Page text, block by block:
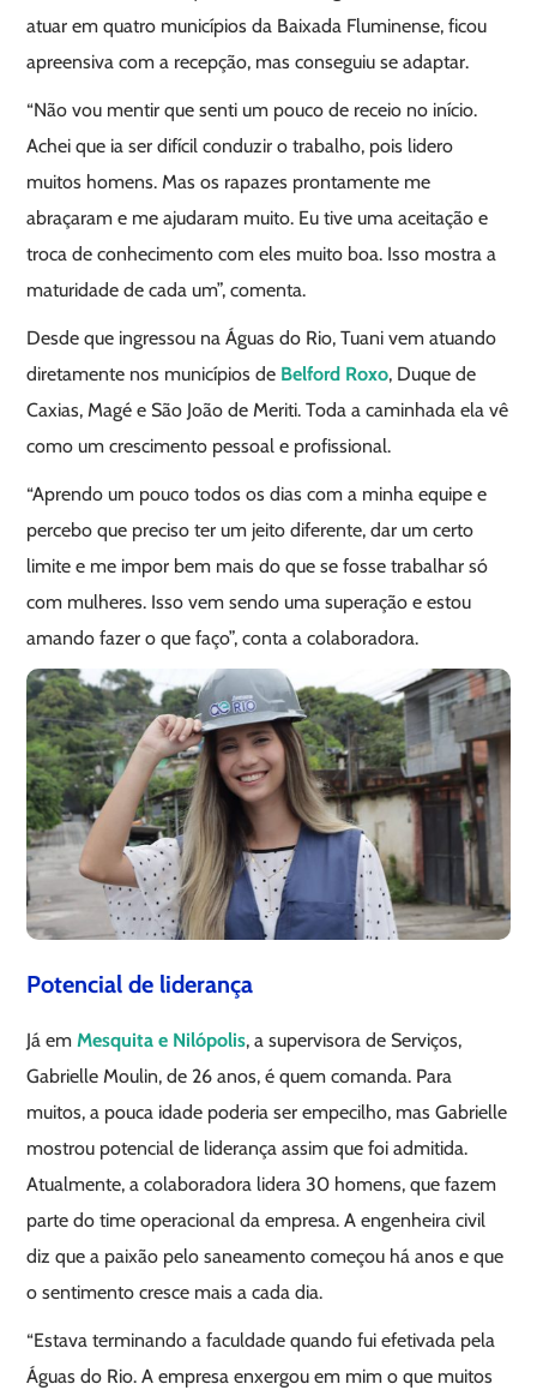
atuar em quatro municípios da Baixada Fluminense, ficou
apreensiva com a recepção, mas conseguiu se adaptar.
“Não vou mentir que senti um pouco de receio no início.
Achei que ia ser difícil conduzir o trabalho, pois lidero
muitos homens. Mas os rapazes prontamente me
abraçaram e me ajudaram muito. Eu tive uma aceitação e
troca de conhecimento com eles muito boa. Isso mostra a
maturidade de cada um”, comenta.
Desde que ingressou na Águas do Rio, Tuani vem atuando
diretamente nos municípios de Belford Roxo, Duque de
Caxias, Magé e São João de Meriti. Toda a caminhada ela vê
como um crescimento pessoal e profissional.
“Aprendo um pouco todos os dias com a minha equipe e
percebo que preciso ter um jeito diferente, dar um certo
limite e me impor bem mais do que se fosse trabalhar só
com mulheres. Isso vem sendo uma superação e estou
amando fazer o que faço”, conta a colaboradora.
Potencial de liderança
Já emMesquita e Nilópolis, a supervisora de Serviços,
Gabrielle Moulin, de 26 anos, é quem comanda. Para
muitos, a pouca idade poderia ser empecilho, mas Gabrielle
mostrou potencial de liderança assim que foi admitida.
Atualmente, a colaboradora lidera 30 homens, que fazem
parte do time operacional da empresa. A engenheira civil
diz que a paixão pelo saneamento começou há anos e que
o sentimento cresce mais a cada dia.
“Estava terminando a faculdade quando fui efetivada pela
Águas do Rio. A empresa enxergou em mim o que muitos